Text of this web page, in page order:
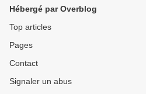
Hébergé par Overblog
Top articles
Pages
Contact
Signaler un abus